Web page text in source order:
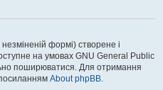
формі) створене і
на умовах GNU General Public
поширюватися. Для отримання
About phpBB.